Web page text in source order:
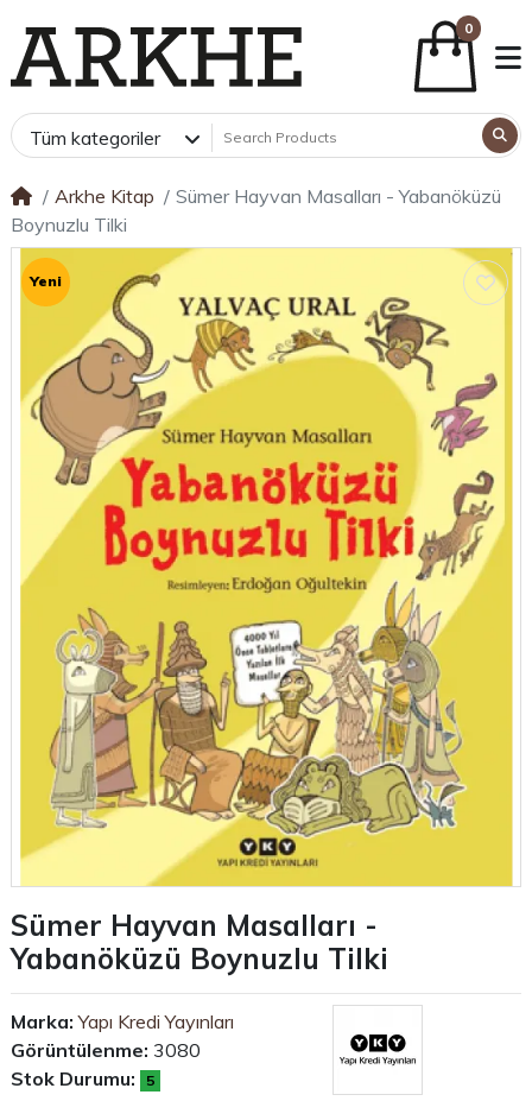
0
Tüm kategoriler
Arkhe Kitap
Sümer Hayvan Masalları - Yabanöküzü
Boynuzlu Tilki
Yeni
Sümer Hayvan Masalları -
Yabanöküzü Boynuzlu Tilki
Marka: Yapı Kredi Yayınları
Görüntülenme: 3080
Stok Durumu:
5